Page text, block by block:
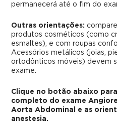
permanecerá até o fim do
Outras orientações:
produtos cosméticos (como
esmaltes), e com roupas
Acessórios metálicos (joias,
ortodônticos móveis) devem
exame.
Clique no botão abaixo
completo do exame
Aorta Abdominal e as
anestesia.